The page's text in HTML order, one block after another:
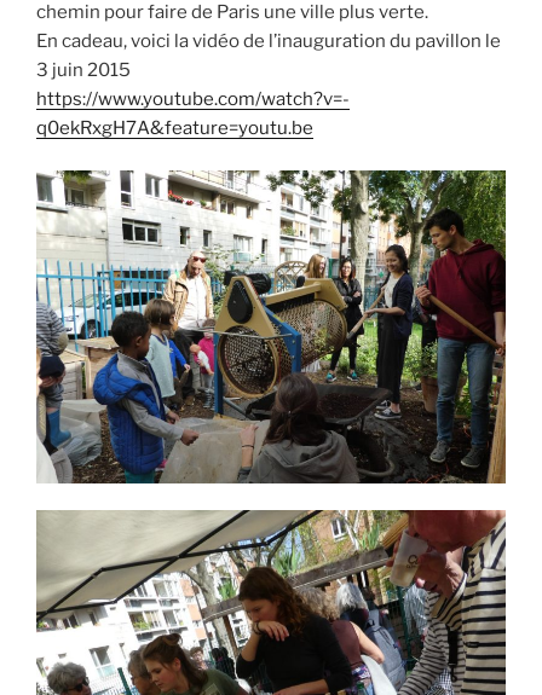
chemin pour faire de Paris une ville plus verte.
En cadeau, voici la vidéo de l’inauguration du pavillon le
3 juin 2015
https://www.youtube.com/watch?v=-
q0ekRxgH7A&feature=youtu.be